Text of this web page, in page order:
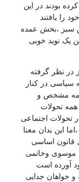
بودند در این
را یافتند
سبز ،بخش عمده
یک نوید خوبی
در نظر گرفته
سیاسی در کنار
مشخص و
تحولات
تحولات اجتماعی
این بدان معنا
اساسی
موسوی وخاتمی
آورده است
و خواهان جدایی